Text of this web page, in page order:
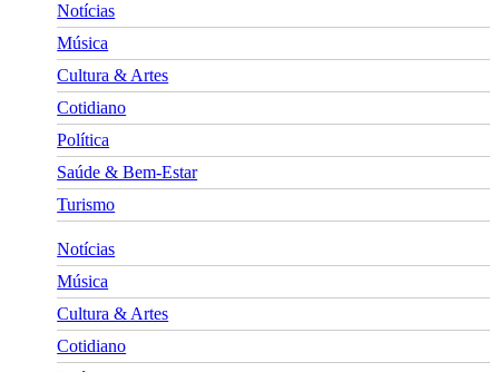
Notícias
Música
Cultura & Artes
Cotidiano
Política
Saúde & Bem-Estar
Turismo
Notícias
Música
Cultura & Artes
Cotidiano